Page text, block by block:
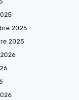
2025
2025